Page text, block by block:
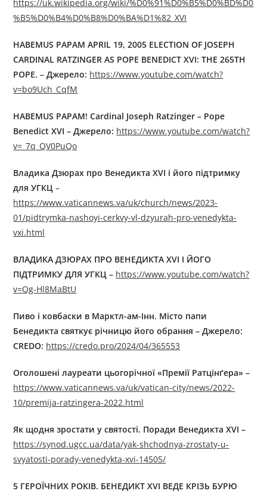
https://uk.wikipedia.org/wiki/%D0%91%D0%B5%D0%BD%D0
%B5%D0%B4%D0%B8%D0%BA%D1%82_XVI
HABEMUS PAPAM APRIL 19, 2005 ELECTION OF JOSEPH
CARDINAL RATZINGER AS POPE BENEDICT XVI: THE 265TH
POPE. – Джерелo: https://www.youtube.com/watch?
v=bo9Uch_CqfM
HABEMUS PAPAM! Cardinal Joseph Ratzinger – Pope
Benedict XVI – Джерелo: https://www.youtube.com/watch?
v=_7q_QV0PuQo
Владика Дзюрах про Венедикта XVI і його підтримку
для УГКЦ –
https://www.vaticannews.va/uk/church/news/2023-
01/pidtrymka-nashoyi-cerkvy-vl-dzyurah-pro-venedykta-
vxi.html
ВЛАДИКА ДЗЮРАХ ПРО ВЕНЕДИКТА XVI І ЙОГО
ПІДТРИМКУ ДЛЯ УГКЦ – https://www.youtube.com/watch?
v=Qg-Hl8MaBtU
Пиво і ковбаски в Марктл-ам-Інн. Місто папи
Бенедикта святкує річницю його обрання – Джерело:
CREDO: https://credo.pro/2024/04/365553
Оголошені лауреати цьогорічної «Премії Ратцінґера» –
https://www.vaticannews.va/uk/vatican-city/news/2022-
10/premija-ratzingera-2022.html
Як щодня зростати у святості. Поради Венедикта XVI –
https://synod.ugcc.ua/data/yak-shchodnya-zrostaty-u-
svyatosti-porady-venedykta-xvi-14505/
5 ГЕРОЇЧНИХ РОКІВ. БЕНЕДИКТ XVI ВЕДЕ КРІЗЬ БУРЮ